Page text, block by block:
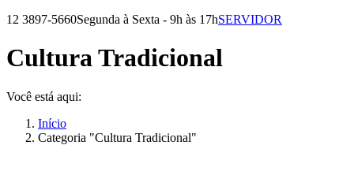
12 3897-5660Segunda à Sexta - 9h às 17hSERVIDOR
page
opens
new
window
page
opens
new
window
page
opens
new
window
Cultura Tradicional
Você está aqui:
Início
Categoria "Cultura Tradicional"